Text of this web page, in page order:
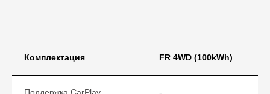
Комплектация FR 4WD (100kWh)
Поддержка CarPlay -